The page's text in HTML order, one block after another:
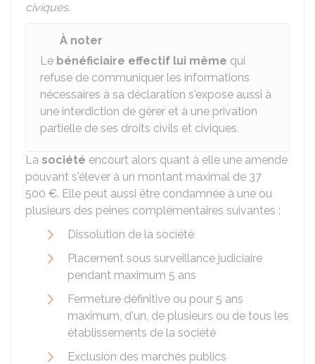
civiques.
À noter
Le bénéficiaire effectif lui même qui
refuse de communiquer les informations
nécessaires à sa déclaration s'expose aussi à
une interdiction de gérer et à une privation
partielle de ses droits civils et civiques.
La société encourt alors quant à elle une amende
pouvant s'élever à un montant maximal de 37
500 €. Elle peut aussi être condamnée à une ou
plusieurs des peines complémentaires suivantes :
Dissolution de la société
Placement sous surveillance judiciaire
pendant maximum 5 ans
Fermeture définitive ou pour 5 ans
maximum, d'un, de plusieurs ou de tous les
établissements de la société
Exclusion des marchés publics